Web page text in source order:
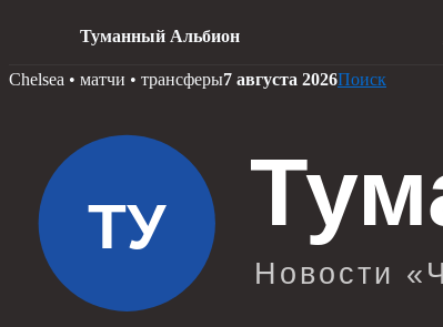
Туманный Альбион
Skip
Chelsea • матчи • трансферы7 августа 2026Поиск